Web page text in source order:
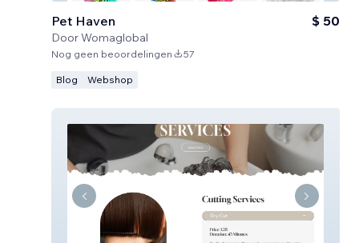
Pet Haven
DoorWomaglobal
$ 50
Nog geen beoordelingen 57
Blog Webshop